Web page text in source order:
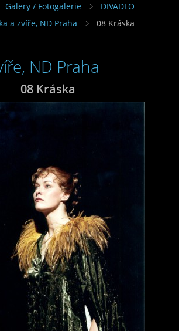
Galery / Fotogalerie
DIVADLO
a zvíře, ND Praha 08 Kráska
ND Praha
08 Kráska